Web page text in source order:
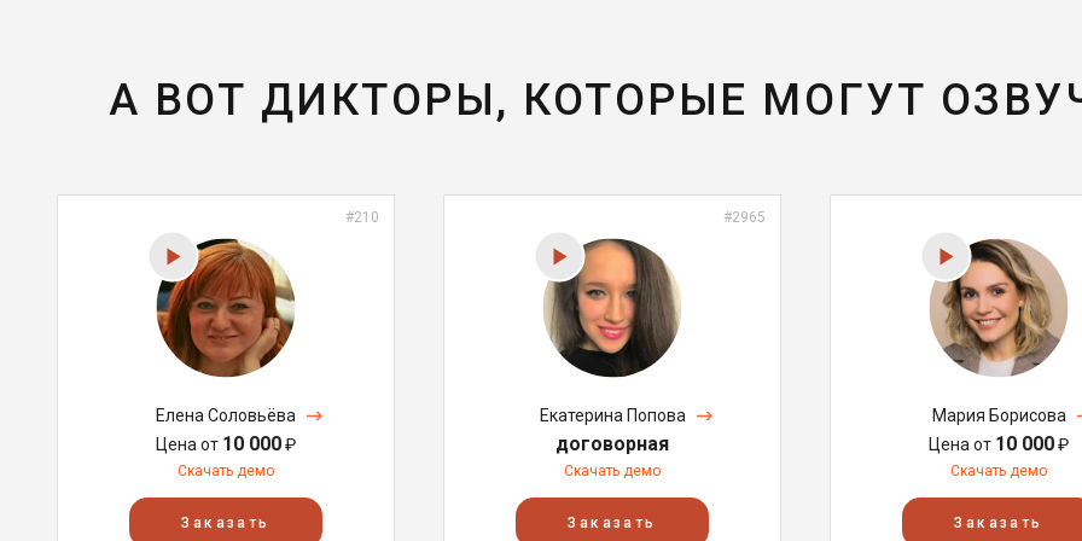
А ВОТ ДИКТОРЫ, КОТОРЫЕ МОГУТ
#210
Елена Соловьёва
Цена от 10 000₽
Скачать демо
Заказать
#2965
Екатерина Попова
договорная
Скачать демо
Заказать
Мария Борисова
Цена от 10 000₽
Скачать демо
Заказать